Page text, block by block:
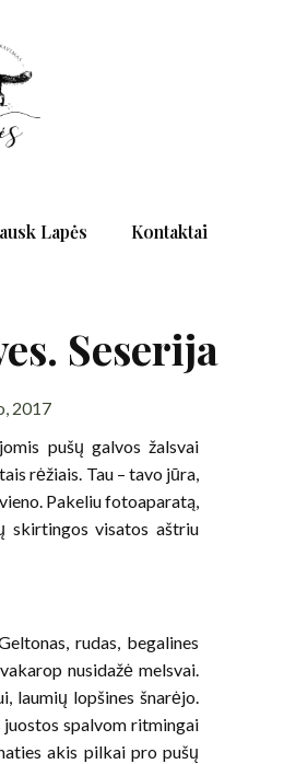
Lapės Kontaktai
Seserija
2017
pušų galvos žalsvai
rėžiais. Tau – tavo jūra,
Pakeliu fotoaparatą,
skirtingos visatos aštriu
rudas, begalines
nusidažė melsvai.
laumių lopšines šnarėjo.
juostos spalvom ritmingai
akis pilkai pro pušų